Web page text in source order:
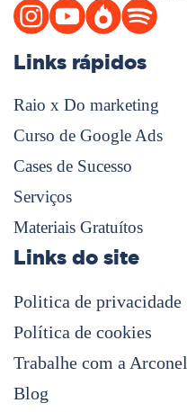
Links rápidos
Raio x Do marketing
Curso de Google Ads
Cases de Sucesso
Serviços
Materiais Gratuítos
Links do site
Politica de privacidade
Política de cookies
Trabalhe com a Arconel
Blog